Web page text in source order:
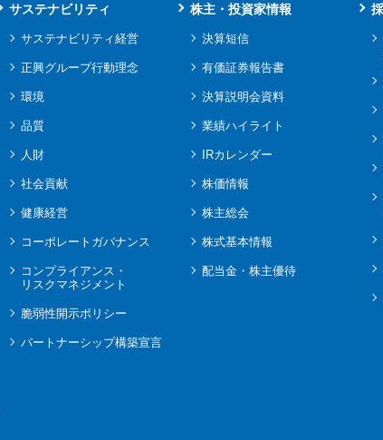
サステナビリティ
サステナビリティ経営
正興グループ行動理念
環境
品質
人財
社会貢献
健康経営
コーポレートガバナンス
コンプライアンス・
リスクマネジメント
脆弱性開示ポリシー
パートナーシップ構築宣言
株主・投資家情報
決算短信
有価証券報告書
決算説明会資料
業績ハイライト
IRカレンダー
株価情報
株主総会
株式基本情報
配当金・株主優待